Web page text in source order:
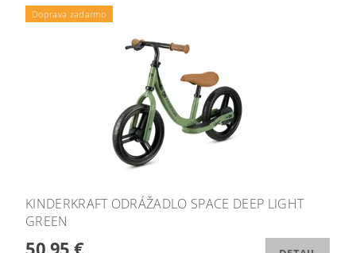
Doprava zadarmo
KINDERKRAFT ODRÁŽADLO SPACE DEEP LIGHT
GREEN